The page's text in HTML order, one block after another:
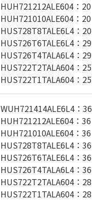
HUH721212ALE604：20
HUH721010ALE604：20
HUS728T8TALE6L4：20
HUS726T6TALE6L4：29
HUS726T4TALA6L4：29
HUS722T2TALA604：25
HUS722T1TALA604：25
WUH721414ALE6L4：36
HUH721212ALE604：36
HUH721010ALE604：36
HUS728T8TALE6L4：36
HUS726T6TALE6L4：36
HUS726T4TALA6L4：36
HUS722T2TALA604：28
HUS722T1TALA604：28